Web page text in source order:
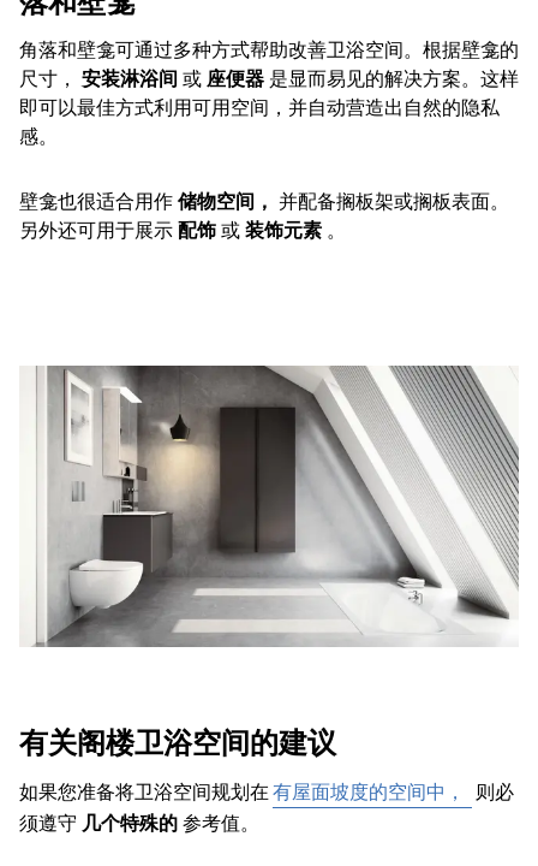
角落和壁龛可通过多种方式帮助改善卫浴空间。根据壁龛的
尺寸， 安装淋浴间 或 座便器 是显而易见的解决方案。这样
即可以最佳方式利用可用空间，并自动营造出自然的隐私
感。
壁龛也很适合用作 储物空间， 并配备搁板架或搁板表面。
另外还可用于展示 配饰 或 装饰元素 。
有关阁楼卫浴空间的建议
如果您准备将卫浴空间规划在 有屋面坡度的空间中，
则必
须遵守 几个特殊的 参考值。